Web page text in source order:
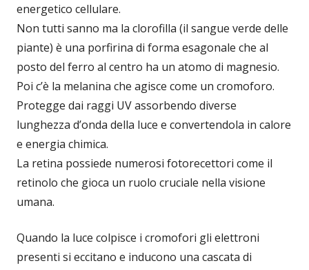
energetico cellulare.
Non tutti sanno ma la clorofilla (il sangue verde delle
piante) è una porfirina di forma esagonale che al
posto del ferro al centro ha un atomo di magnesio.
Poi c’è la melanina che agisce come un cromoforo.
Protegge dai raggi UV assorbendo diverse
lunghezza d’onda della luce e convertendola in calore
e energia chimica.
La retina possiede numerosi fotorecettori come il
retinolo che gioca un ruolo cruciale nella visione
umana.
Quando la luce colpisce i cromofori gli elettroni
presenti si eccitano e inducono una cascata di